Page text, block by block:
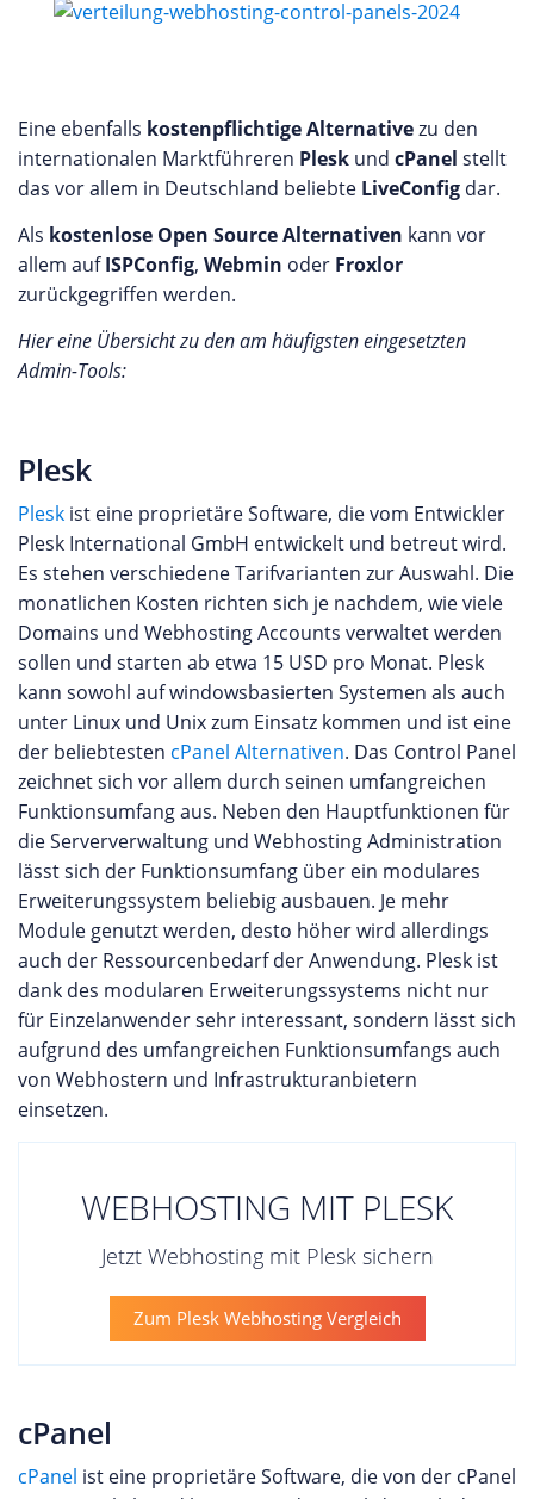
Eine ebenfalls kostenpflichtige Alternativezu den
internationalen Marktführeren Plesk und cPanel stellt
das vor allem in Deutschland beliebte LiveConfig dar.
Als kostenlose Open Source Alternativen kann vor
allem aufISPConfig, Webmin oder Froxlor
zurückgegriffen werden.
Hier eine Übersicht zu den am häufigsten eingesetzten
Admin-Tools:
Plesk
Plesk ist eine proprietäre Software, die vom Entwickler
Plesk International GmbH entwickelt und betreut wird.
Es stehen verschiedene Tarifvarianten zur Auswahl. Die
monatlichen Kosten richten sich je nachdem, wie viele
Domains und Webhosting Accounts verwaltet werden
sollen und starten ab etwa 15 USD pro Monat. Plesk
kann sowohl auf windowsbasierten Systemen als auch
unter Linux und Unix zum Einsatz kommen und ist eine
der beliebtesten cPanel Alternativen. Das Control Panel
zeichnet sich vor allem durch seinen umfangreichen
Funktionsumfang aus. Neben den Hauptfunktionen für
die Serververwaltung und Webhosting Administration
lässt sich der Funktionsumfang über ein modulares
Erweiterungssystem beliebig ausbauen. Je mehr
Module genutzt werden, desto höher wird allerdings
auch der Ressourcenbedarf der Anwendung. Plesk ist
dank des modularen Erweiterungssystems nicht nur
für Einzelanwender sehr interessant, sondern lässt sich
aufgrund des umfangreichen Funktionsumfangs auch
von Webhostern und Infrastrukturanbietern
einsetzen.
WEBHOSTING MIT PLESK
Jetzt Webhosting mit Plesk sichern
Zum Plesk Webhosting Vergleich
cPanel
cPanel ist eine proprietäre Software, die von der cPanel